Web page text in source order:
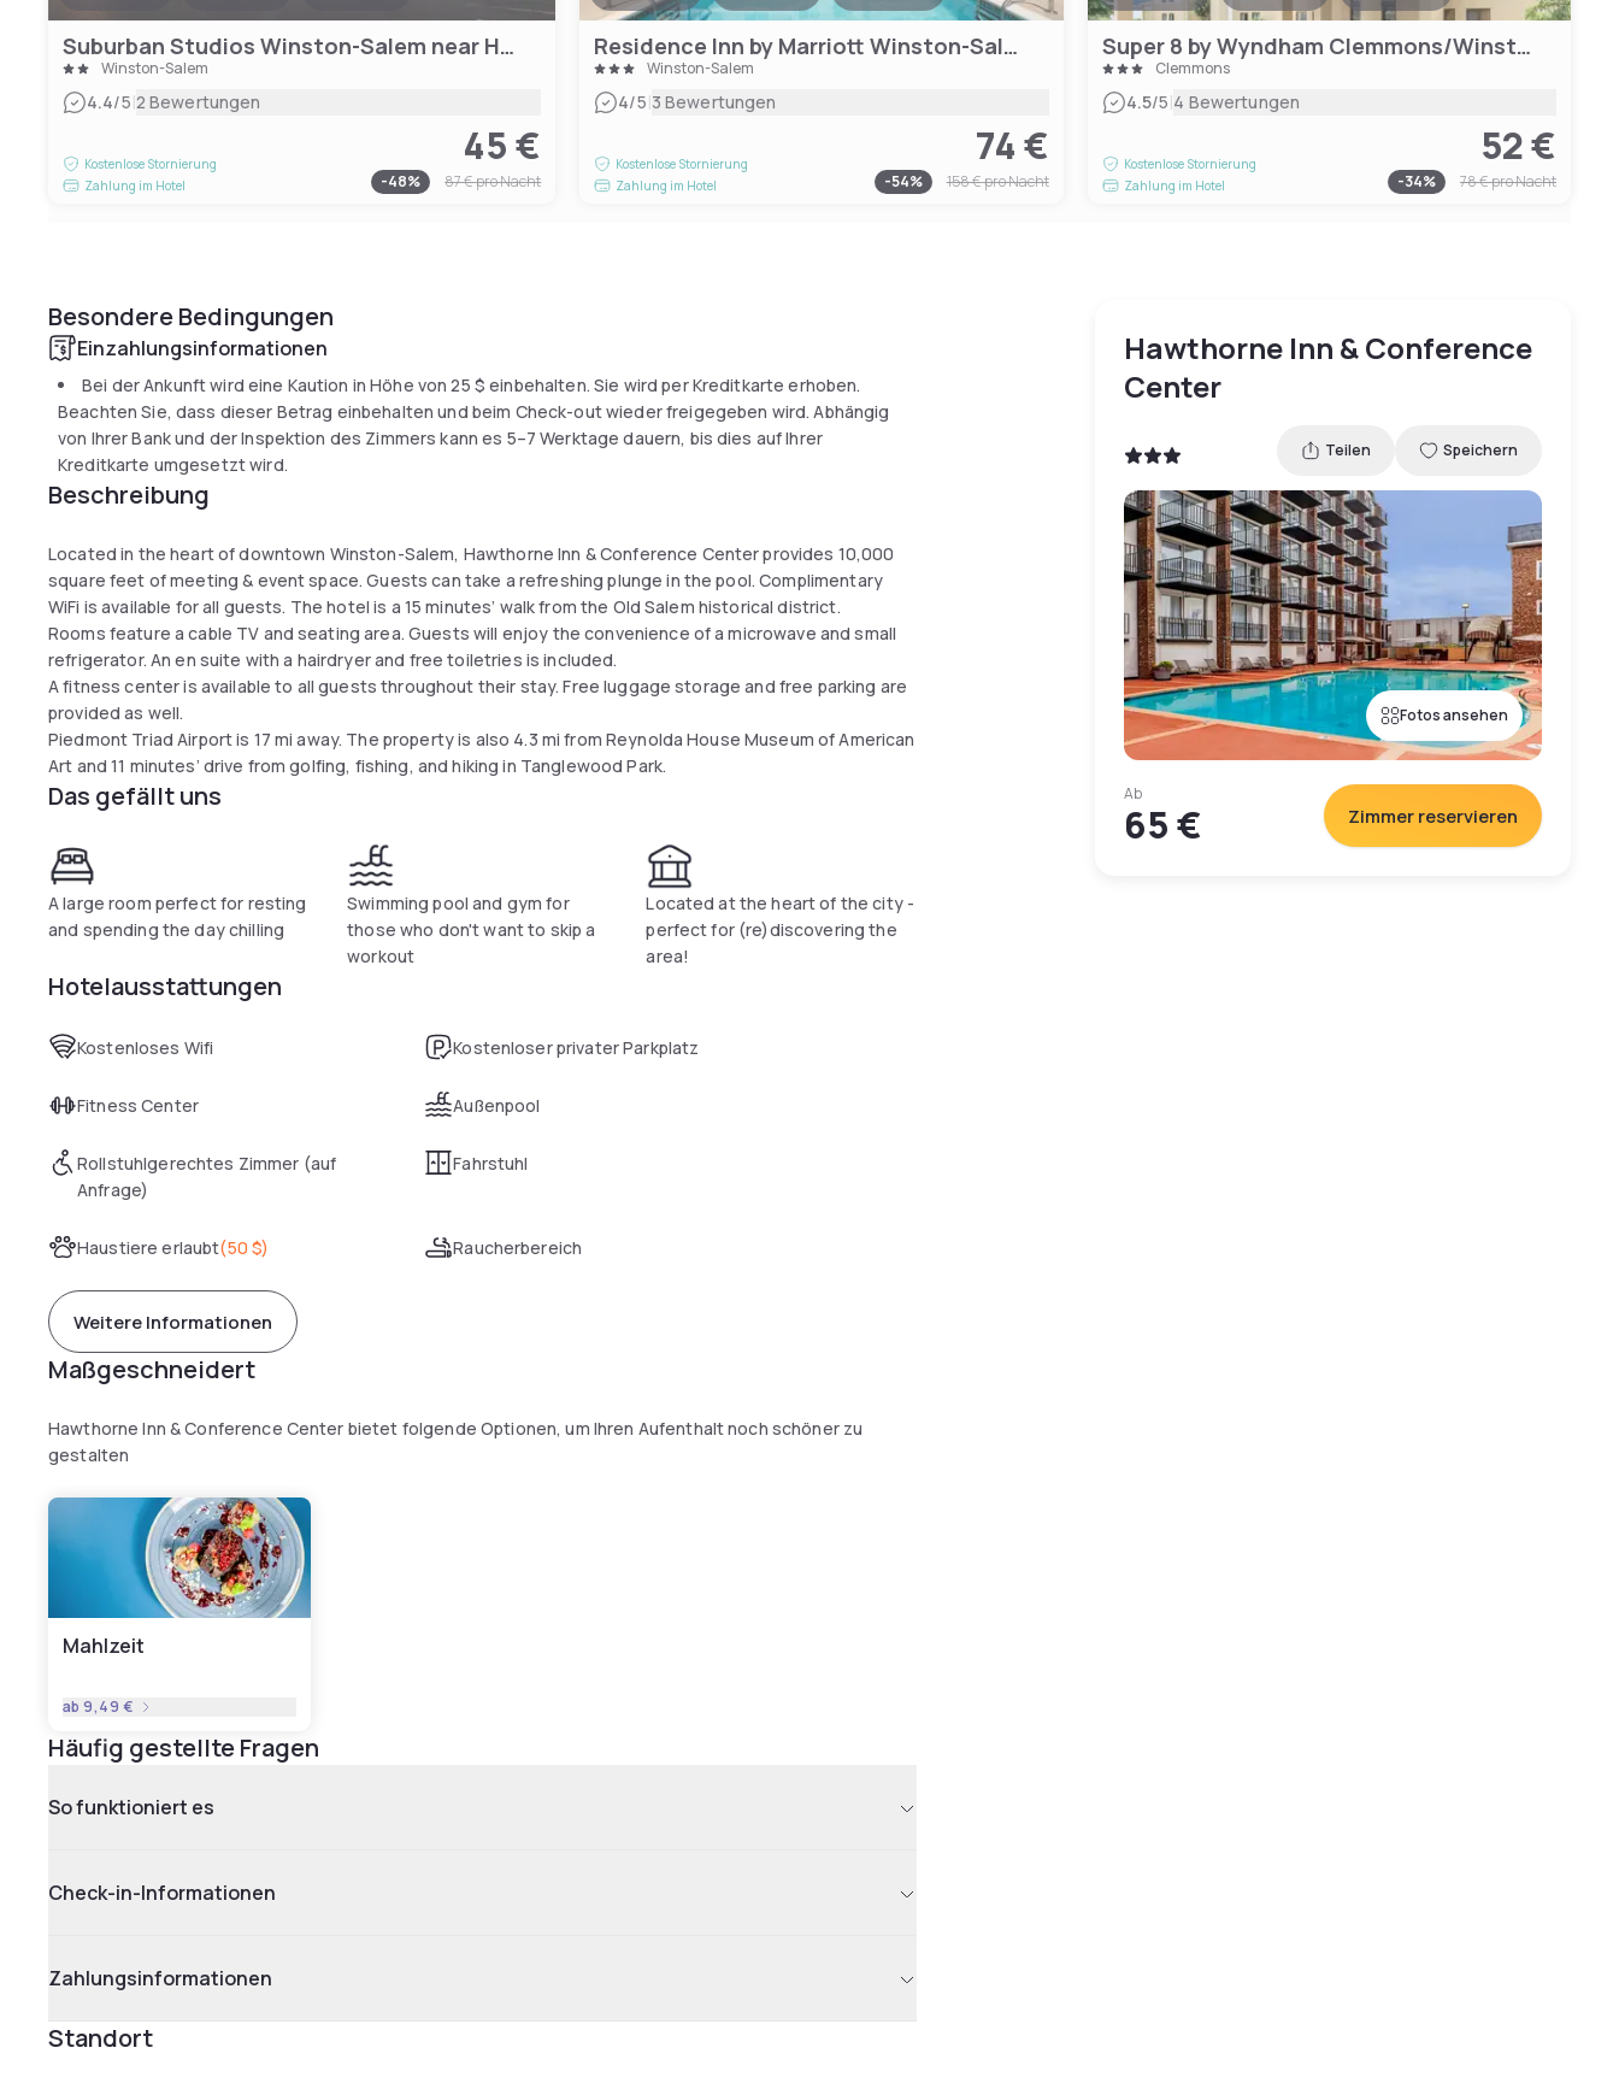
Suburban Studios Winston-Salem near Hanes Mall
Winston-Salem
4.4/5|2 Bewertungen
Kostenlose Stornierung
Zahlung im Hotel
45 €
-48% 87 €pro Nacht
Residence Inn by Marriott Winston-Salem Hanes Mall
Winston-Salem
4/5|3 Bewertungen
Kostenlose Stornierung
Zahlung im Hotel
74 €
-54% 158 €pro Nacht
Super 8 by Wyndham Clemmons/Winston-Salem Area I-40
Clemmons
4.5/5|4 Bewertungen
Kostenlose Stornierung
Zahlung im Hotel
52 €
-34% 78 €pro Nacht
Besondere Bedingungen
Einzahlungsinformationen
Bei der Ankunft wird eine Kaution in Höhe von25 $ einbehalten. Sie wird per Kreditkarte erhoben.
Beachten Sie, dass dieser Betrag einbehalten und beim Check-out wieder freigegeben wird. Abhängig
von Ihrer Bank und der Inspektion des Zimmers kann es 5–7 Werktage dauern, bis dies auf Ihrer
Kreditkarte umgesetzt wird.
Beschreibung
Located in the heart of downtown Winston-Salem, Hawthorne Inn & Conference Center provides 10,000
square feet of meeting & event space. Guests can take a refreshing plunge in the pool. Complimentary
WiFi is available for all guests. The hotel is a 15 minutes’ walk from the Old Salem historical district.
Rooms feature a cable TV and seating area. Guests will enjoy the convenience of a microwave and small
refrigerator. An en suite with a hairdryer and free toiletries is included.
A fitness center is available to all guests throughout their stay. Free luggage storage and free parking are
provided as well.
Piedmont Triad Airport is 17 mi away. The property is also 4.3 mi from Reynolda House Museum of American
Art and 11 minutes’ drive from golfing, fishing, and hiking in Tanglewood Park.
Das gefällt uns
A large room perfect for resting
and spending the day chilling
Swimming pool and gym for
those who don't want to skip a
workout
Located at the heart of the city -
perfect for (re)discovering the
area!
Hotelausstattungen
Kostenloses Wifi Kostenloser privater Parkplatz
Fitness Center Außenpool
Rollstuhlgerechtes Zimmer (auf
Anfrage)
Fahrstuhl
Haustiere erlaubt(50 $) Raucherbereich
Weitere Informationen
Maßgeschneidert
Hawthorne Inn & Conference Center bietet folgende Optionen, um Ihren Aufenthalt noch schöner zu
gestalten
Mahlzeit
ab9,49 €
Häufig gestellte Fragen
So funktioniert es
Check-in-Informationen
Zahlungsinformationen
Standort
Hawthorne Inn & Conference
Center
Teilen Speichern
Fotos ansehen
Ab
65 € Zimmer reservieren